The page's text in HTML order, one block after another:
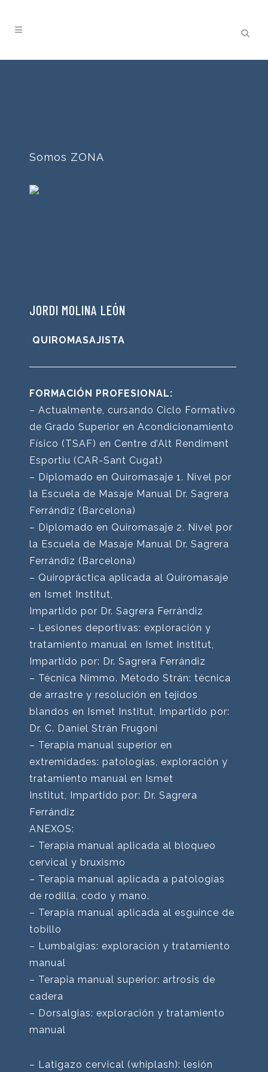
Somos ZONA
JORDI MOLINA LEÓN
QUIROMASAJISTA
FORMACIÓN PROFESIONAL:
– Actualmente, cursando Ciclo Formativo
de Grado Superior en Acondicionamiento
Físico (TSAF) en Centre d’Alt Rendiment
Esportiu (CAR-Sant Cugat)
– Diplomado en Quiromasaje 1. Nivel por
la Escuela de Masaje Manual Dr. Sagrera
Ferrándiz (Barcelona)
– Diplomado en Quiromasaje 2. Nivel por
la Escuela de Masaje Manual Dr. Sagrera
Ferrándiz (Barcelona)
– Quiropráctica aplicada al Quiromasaje
en Ismet Institut,
Impartido por Dr. Sagrera Ferrándiz
– Lesiones deportivas: exploración y
tratamiento manual en Ismet Institut,
Impartido por: Dr. Sagrera Ferrándiz
– Técnica Nimmo. Método Strán: técnica
de arrastre y resolución en tejidos
blandos en Ismet Institut, Impartido por:
Dr. C. Daniel Strán Frugoni
– Terapia manual superior en
extremidades: patologías, exploración y
tratamiento manual en Ismet
Institut, Impartido por: Dr. Sagrera
Ferrándiz
ANEXOS:
– Terapia manual aplicada al bloqueo
cervical y bruxismo
– Terapia manual aplicada a patologías
de rodilla, codo y mano.
– Terapia manual aplicada al esguince de
tobillo
– Lumbalgias: exploración y tratamiento
manual
– Terapia manual superior: artrosis de
cadera
– Dorsalgias: exploración y tratamiento
manual
– Latigazo cervical (whiplash): lesión